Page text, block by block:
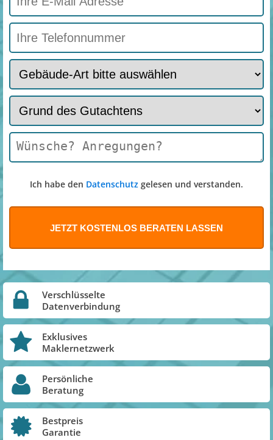
Ich habe den Datenschutz gelesen und verstanden.
Verschlüsselte
Datenverbindung
Exklusives
Maklernetzwerk
Persönliche
Beratung
Bestpreis
Garantie